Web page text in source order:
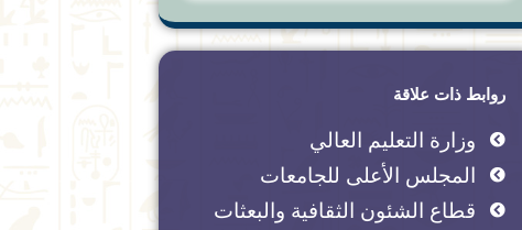
روابط ذات علاقة
وزارة التعليم العالي
المجلس الأعلى للجامعات
قطاع الشئون الثقافية والبعثات